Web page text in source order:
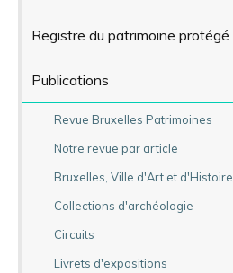
Registre du patrimoine protégé
Publications
Revue Bruxelles Patrimoines
Notre revue par article
Bruxelles, Ville d'Art et d'Histoire
Collections d'archéologie
Circuits
Livrets d'expositions